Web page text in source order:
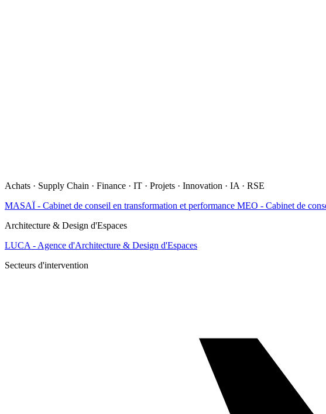
Achats · Supply Chain · Finance · IT · Projets · Innovation · IA · RSE
MASAÏ - Cabinet de conseil en transformation et performance MEO - Cabinet de
Architecture & Design d'Espaces
LUCA - Agence d'Architecture & Design d'Espaces
Secteurs d'intervention